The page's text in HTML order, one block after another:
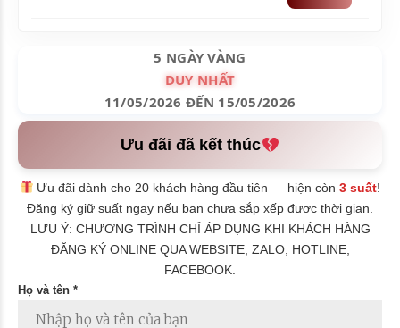
5 NGÀY VÀNG
DUY NHẤT
11/05/2026 ĐẾN 15/05/2026
Ưu đãi đã kết thúc
Ưu đãi dành cho 20 khách hàng đầu tiên — hiện còn3 suất!
Đăng ký giữ suất ngay nếu bạn chưa sắp xếp được thời gian.
LƯU Ý: CHƯƠNG TRÌNH CHỈ ÁP DỤNG KHI KHÁCH HÀNG
ĐĂNG KÝ ONLINE QUA WEBSITE, ZALO, HOTLINE,
FACEBOOK.
Họ và tên *